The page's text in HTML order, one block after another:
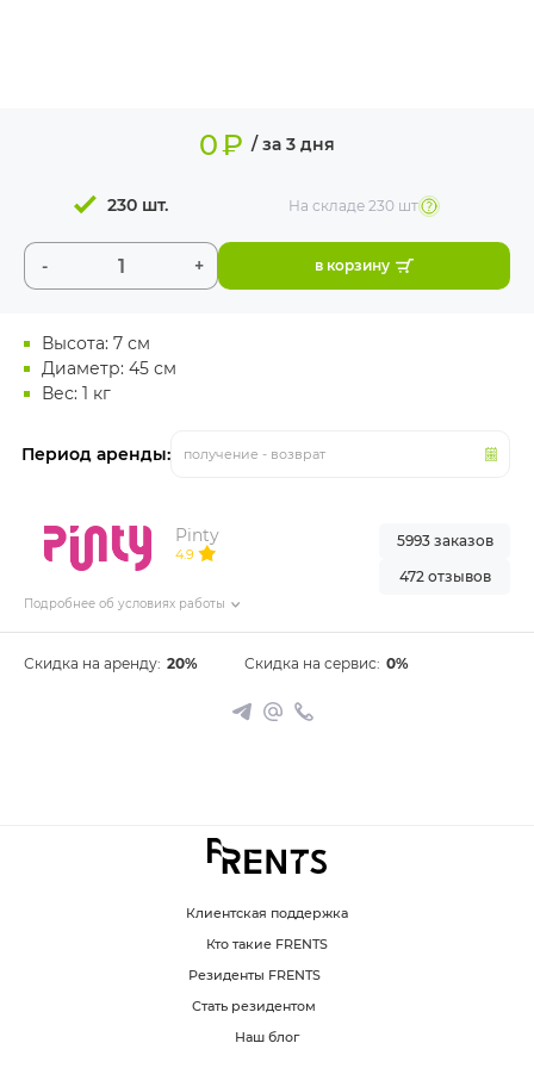
Высота: 7 см
Диаметр: 45 см
Вес: 1 кг
Период аренды: получение - возврат
0₽ / за 3 дня
- +
230 шт. На складе230 шт
в корзину
Pinty
4.9
Подробнее об условиях работы
5993 заказов
472 отзывов
Скидка на аренду: 20% Скидка на сервис: 0%
Клиентская поддержка
Кто такие FRENTS
Резиденты FRENTS
Стать резидентом
Наш блог